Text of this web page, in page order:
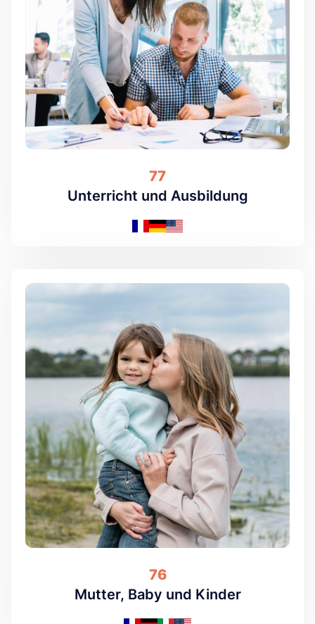
77
Unterricht und Ausbildung
76
Mutter, Baby und Kinder